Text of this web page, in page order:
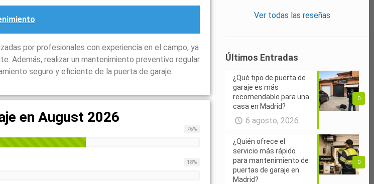
por profesionales con experiencia en el campo, ya
Además, realizar un mantenimiento preventivo regular
seguro y eficiente de la puerta de garaje.
en August 2026
76%
18%
Ver todas las reseñas
Últimos Entradas
0
¿Qué tipo de puerta de
garaje es más
recomendable para una
casa en Madrid?
6 agosto, 2026
0
¿Quién ofrece el
servicio más rápido
para mantenimiento de
puertas de garaje en
Madrid?